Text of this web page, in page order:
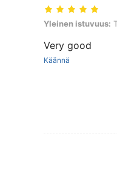
Yleinen istuvuus:
Yleinen istuvuus:
Very good
Käännä